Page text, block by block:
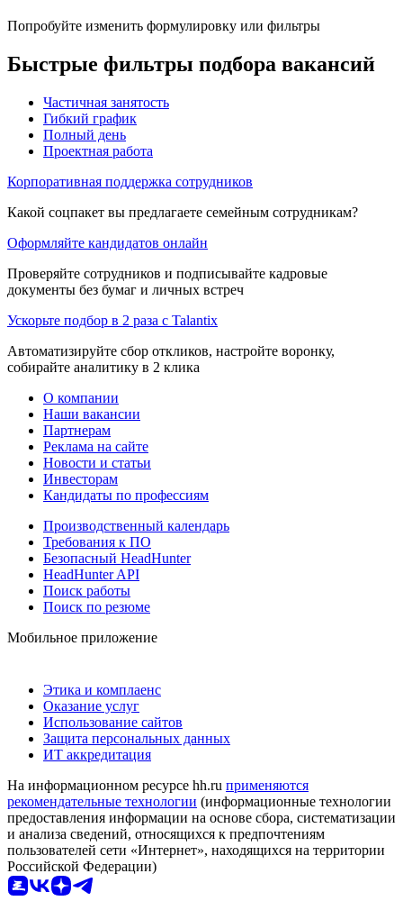
Попробуйте изменить формулировку или фильтры
Быстрые фильтры подбора вакансий
Частичная занятость
Гибкий график
Полный день
Проектная работа
Корпоративная поддержка сотрудников
Какой соцпакет вы предлагаете семейным сотрудникам?
Оформляйте кандидатов онлайн
Проверяйте сотрудников и подписывайте кадровые
документы без бумаг и личных встреч
Ускорьте подбор в 2 раза с Talantix
Автоматизируйте сбор откликов, настройте воронку,
собирайте аналитику в 2 клика
О компании
Наши вакансии
Партнерам
Реклама на сайте
Новости и статьи
Инвесторам
Кандидаты по профессиям
Производственный календарь
Требования к ПО
Безопасный HeadHunter
HeadHunter API
Поиск работы
Поиск по резюме
Мобильное приложение
Этика и комплаенс
Оказание услуг
Использование сайтов
Защита персональных данных
ИТ аккредитация
На информационном ресурсе hh.ru применяются
рекомендательные технологии (информационные технологии
предоставления информации на основе сбора, систематизации
и анализа сведений, относящихся к предпочтениям
пользователей сети «Интернет», находящихся на территории
Российской Федерации)